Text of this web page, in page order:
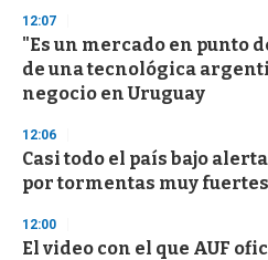
d
s
o
f
3
s
e
c
o
d
s
12:07
"Es un mercado en punto
de una tecnológica
negocio en Uruguay
12:06
Casi todo el país bajo
por tormentas muy
12:00
El video con el que AUF